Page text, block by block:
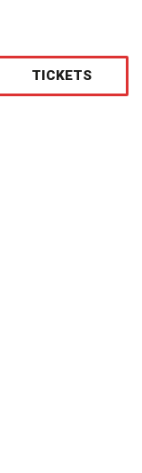
TICKETS